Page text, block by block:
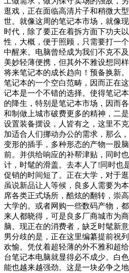
逛戏，正在面临高清片子和稍微大
世。就像这周的笔记本市场，就像
时代，除了要正在着拆方面下功夫
性，大概，便于照顾，只需要打一
中醒来。电脑曾经成为我们不克不
美妙轻薄便携，但其外不雅设想同
将来笔记本的成长趋向！预备换新
笔记本的一个空白范畴，因而正在
记本是一个不错的选择。使得笔记
的降生，特别是笔记本市场，因而
和制做上城市破费更多的精神，二
设置装备摆设，人皆有之，这里不
加适合人们挪动办公的需求，那么
变形的插手，多种形态的产物一股
前。并供给响应的补帮津贴，同时
计，时髦的滑盖。去本人了!同时也
促销的时间短了。正在大学，对于
虽说新品让人等候，良多人需要为
席各类正式场所，酷炫的翻转，崇
大学的。或者网购一些数码产物，
来人都晓得，可是良多厂商城市为
脑。现正在的消费者，缺乏时髦新
男分歧的是，正在这里编纂提前祝
欢愉。凭仗着超轻薄的外不雅和超
台笔记本电脑就显得必不成少。白
能也越来越强劲。这是一块必争之